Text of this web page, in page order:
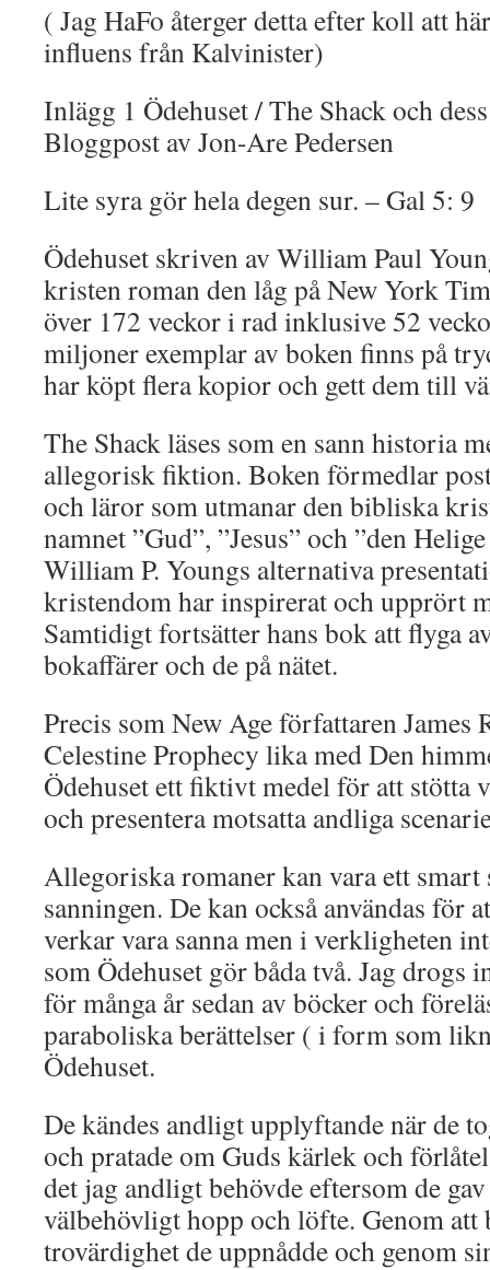
( Jag HaFo återger detta efter koll att
influens från Kalvinister)
Inlägg 1 Ödehuset / The Shack och
Bloggpost av Jon-Are Pedersen
Lite syra gör hela degen sur. – Gal 5: 9
Ödehuset skriven av William Paul
kristen roman den låg på New York
över 172 veckor i rad inklusive 52
miljoner exemplar av boken finns på
har köpt flera kopior och gett dem till
The Shack läses som en sann historia
allegorisk fiktion. Boken förmedlar
och läror som utmanar den bibliska
namnet ”Gud”, ”Jesus” och ”den
William P. Youngs alternativa
kristendom har inspirerat och upprört
Samtidigt fortsätter hans bok att flyga
bokaffärer och de på nätet.
Precis som New Age författaren James
Celestine Prophecy lika med Den
Ödehuset ett fiktivt medel för att stötta
och presentera motsatta andliga
Allegoriska romaner kan vara ett smart
sanningen. De kan också användas för
verkar vara sanna men i verkligheten
som Ödehuset gör båda två. Jag drogs
för många år sedan av böcker och
paraboliska berättelser ( i form som
Ödehuset.
De kändes andligt upplyftande när de
och pratade om Guds kärlek och
det jag andligt behövde eftersom de
välbehövligt hopp och löfte. Genom att
trovärdighet de uppnådde och genom